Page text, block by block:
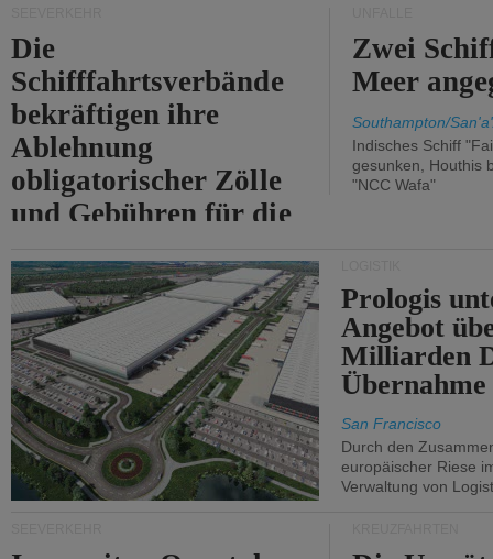
Die
Schifffahrtsverbände
bekräftigen ihre
Ablehnung
obligatorischer Zölle
und Gebühren für die
von Hormuz.
Zwei
Meer
Southampton/
Indisches Schiff
gesunken, Houthis
"NCC Wafa"
Prologis
Angebot
Milliarden
Übernahme
San Francisco
Durch den
europäischer Riese
Verwaltung von